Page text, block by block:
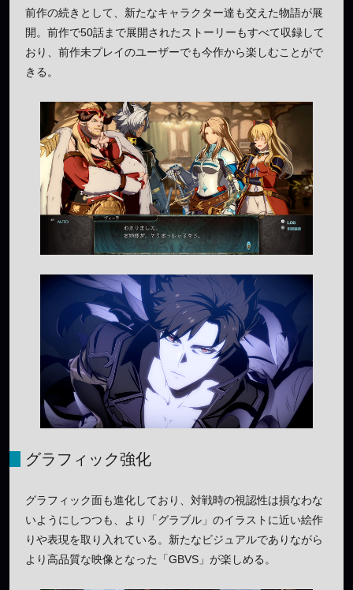
前作の続きとして、新たなキャラクター達も交えた物語が展
開。前作で50話まで展開されたストーリーもすべて収録して
おり、前作未プレイのユーザーでも今作から楽しむことがで
きる。
グラフィック強化
グラフィック面も進化しており、対戦時の視認性は損なわな
いようにしつつも、より「グラブル」のイラストに近い絵作
りや表現を取り入れている。新たなビジュアルでありながら
より高品質な映像となった「GBVS」が楽しめる。